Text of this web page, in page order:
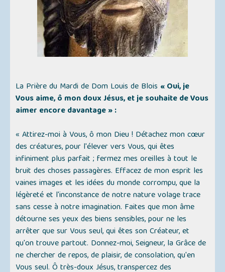
La Prière du Mardi de Dom Louis de Blois « Oui, je
Vous aime, ô mon doux Jésus, et je souhaite de Vous
aimer encore davantage » :
« Attirez-moi à Vous, ô mon Dieu ! Détachez mon cœur
des créatures, pour l'élever vers Vous, qui êtes
infiniment plus parfait ; fermez mes oreilles à tout le
bruit des choses passagères. Effacez de mon esprit les
vaines images et les idées du monde corrompu, que la
légèreté et l'inconstance de notre nature volage trace
sans cesse à notre imagination. Faites que mon âme
détourne ses yeux des biens sensibles, pour ne les
arrêter que sur Vous seul, qui êtes son Créateur, et
qu'on trouve partout. Donnez-moi, Seigneur, la Grâce de
ne chercher de repos, de plaisir, de consolation, qu'en
Vous seul. Ô très-doux Jésus, transpercez des